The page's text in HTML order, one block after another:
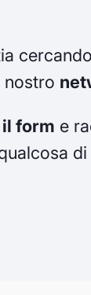
nostro
form e